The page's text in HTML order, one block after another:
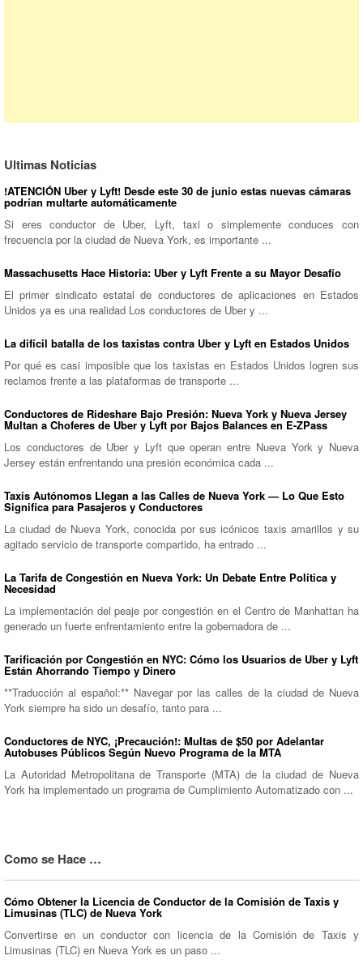
Ultimas Noticias
!ATENCIÓN Uber y Lyft! Desde este 30 de junio estas nuevas cámaras
podrían multarte automáticamente
Si eres conductor de Uber, Lyft, taxi o simplemente conduces con
frecuencia por la ciudad de Nueva York, es importante ...
Massachusetts Hace Historia: Uber y Lyft Frente a su Mayor Desafío
El primer sindicato estatal de conductores de aplicaciones en Estados
Unidos ya es una realidad Los conductores de Uber y ...
La difícil batalla de los taxistas contra Uber y Lyft en Estados Unidos
Por qué es casi imposible que los taxistas en Estados Unidos logren sus
reclamos frente a las plataformas de transporte ...
Conductores de Rideshare Bajo Presión: Nueva York y Nueva Jersey
Multan a Choferes de Uber y Lyft por Bajos Balances en E-ZPass
Los conductores de Uber y Lyft que operan entre Nueva York y Nueva
Jersey están enfrentando una presión económica cada ...
Taxis Autónomos Llegan a las Calles de Nueva York — Lo Que Esto
Significa para Pasajeros y Conductores
La ciudad de Nueva York, conocida por sus icónicos taxis amarillos y su
agitado servicio de transporte compartido, ha entrado ...
La Tarifa de Congestión en Nueva York: Un Debate Entre Política y
Necesidad
La implementación del peaje por congestión en el Centro de Manhattan ha
generado un fuerte enfrentamiento entre la gobernadora de ...
Tarificación por Congestión en NYC: Cómo los Usuarios de Uber y Lyft
Están Ahorrando Tiempo y Dinero
**Traducción al español:** Navegar por las calles de la ciudad de Nueva
York siempre ha sido un desafío, tanto para ...
Conductores de NYC, ¡Precaución!: Multas de $50 por Adelantar
Autobuses Públicos Según Nuevo Programa de la MTA
La Autoridad Metropolitana de Transporte (MTA) de la ciudad de Nueva
York ha implementado un programa de Cumplimiento Automatizado con ...
Como se Hace …
Cómo Obtener la Licencia de Conductor de la Comisión de Taxis y
Limusinas (TLC) de Nueva York
Convertirse en un conductor con licencia de la Comisión de Taxis y
Limusinas (TLC) en Nueva York es un paso ...